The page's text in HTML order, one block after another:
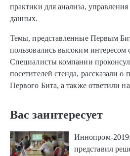
практики для анализа,
данных.
Темы, представленные Первым
пользовались высоким интересом
Специалисты компании
посетителей стенда, рассказали о
Первого Бита, а также ответили
Вас заинтересует
Иннопром-
представил